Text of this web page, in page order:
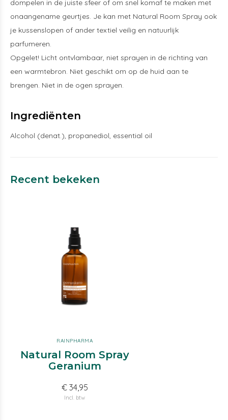
dompelen in de juiste sfeer of om snel komaf te maken met
onaangename geurtjes. Je kan met Natural Room Spray ook
je kussenslopen of ander textiel veilig en natuurlijk
parfumeren.
Opgelet! Licht ontvlambaar, niet sprayen in de richting van
een warmtebron. Niet geschikt om op de huid aan te
brengen. Niet in de ogen sprayen.
Ingrediënten
Alcohol (denat.), propanediol, essential oil
Recent bekeken
RAINPHARMA
Natural Room Spray
Geranium
€ 34,95
Incl. btw